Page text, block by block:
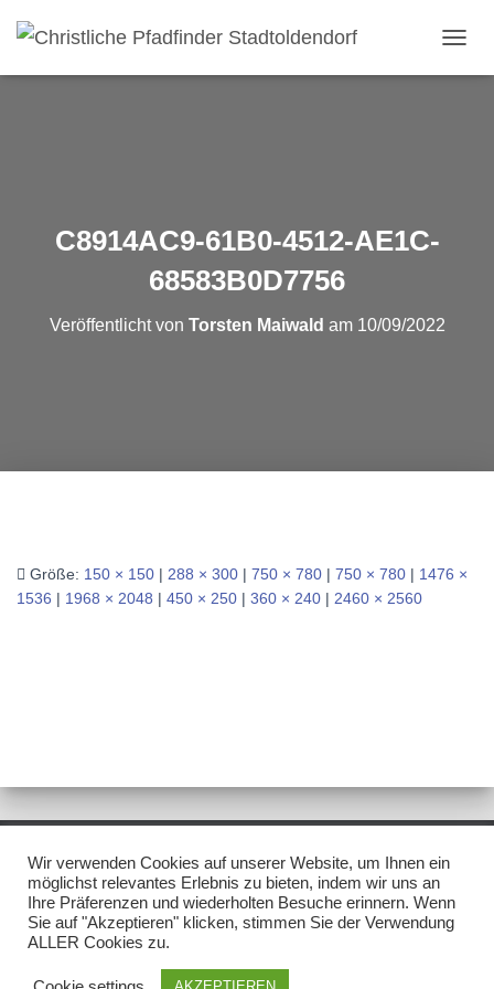
C8914AC9-61B0-4512-AE1C-
68583B0D7756
Veröffentlicht von Torsten Maiwald am 10/09/2022
Größe: 150 × 150 | 288 × 300 | 750 × 780 | 750 × 780 | 1476 ×
1536 | 1968 × 2048 | 450 × 250 | 360 × 240 | 2460 × 2560
IMPRESSUM/DISCLAIMER DATENSCHUTZ
NEWSLETTER
Hestia | Entwickelt von
Wir verwenden Cookies auf unserer Website, um Ihnen ein
möglichst relevantes Erlebnis zu bieten, indem wir uns an
Ihre Präferenzen und wiederholten Besuche erinnern. Wenn
Sie auf "Akzeptieren" klicken, stimmen Sie der Verwendung
ALLER Cookies zu.